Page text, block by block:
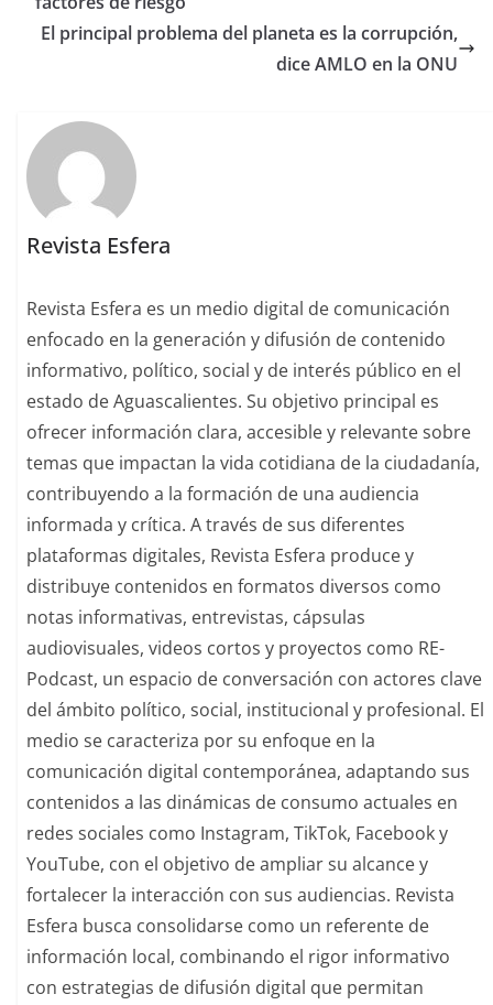
El principal problema del planeta es la corrupción,
dice AMLO en la ONU
Revista Esfera
Revista Esfera es un medio digital de comunicación
enfocado en la generación y difusión de contenido
informativo, político, social y de interés público en el
estado de Aguascalientes. Su objetivo principal es
ofrecer información clara, accesible y relevante sobre
temas que impactan la vida cotidiana de la ciudadanía,
contribuyendo a la formación de una audiencia
informada y crítica. A través de sus diferentes
plataformas digitales, Revista Esfera produce y
distribuye contenidos en formatos diversos como
notas informativas, entrevistas, cápsulas
audiovisuales, videos cortos y proyectos como RE-
Podcast, un espacio de conversación con actores clave
del ámbito político, social, institucional y profesional. El
medio se caracteriza por su enfoque en la
comunicación digital contemporánea, adaptando sus
contenidos a las dinámicas de consumo actuales en
redes sociales como Instagram, TikTok, Facebook y
YouTube, con el objetivo de ampliar su alcance y
fortalecer la interacción con sus audiencias. Revista
Esfera busca consolidarse como un referente de
información local, combinando el rigor informativo
con estrategias de difusión digital que permitan